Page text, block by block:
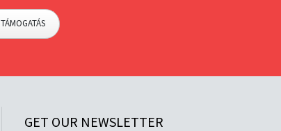
TÁMOGATÁS
GET OUR NEWSLETTER